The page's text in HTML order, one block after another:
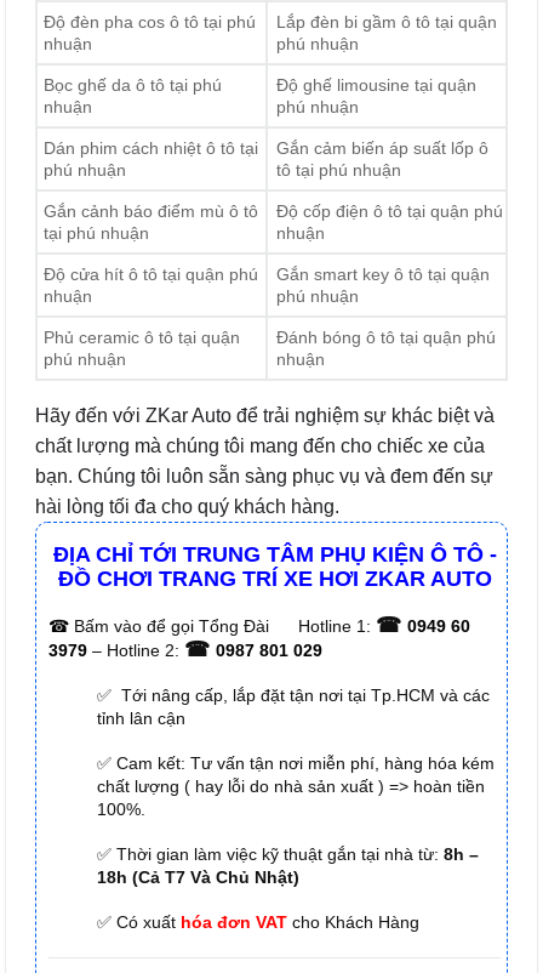
Độ đèn pha cos ô tô tại phú
nhuận
Lắp đèn bi gầm ô tô tại quận
phú nhuận
Bọc ghế da ô tô tại phú
nhuận
Độ ghế limousine tại quận
phú nhuận
Dán phim cách nhiệt ô tô tại
phú nhuận
Gắn cảm biến áp suất lốp ô
tô tại phú nhuận
Gắn cảnh báo điểm mù ô tô
tại phú nhuận
Độ cốp điện ô tô tại quận phú
nhuận
Độ cửa hít ô tô tại quận phú
nhuận
Gắn smart key ô tô tại quận
phú nhuận
Phủ ceramic ô tô tại quận
phú nhuận
Đánh bóng ô tô tại quận phú
nhuận
Hãy đến với ZKar Auto để trải nghiệm sự khác biệt và
chất lượng mà chúng tôi mang đến cho chiếc xe của
bạn. Chúng tôi luôn sẵn sàng phục vụ và đem đến sự
hài lòng tối đa cho quý khách hàng.
ĐỊA CHỈ TỚI TRUNG TÂM PHỤ KIỆN Ô TÔ -
ĐỒ CHƠI TRANG TRÍ XE HƠI ZKAR AUTO
☎ Bấm vào để gọi Tổng Đài Hotline 1: ☎ 0949 60
3979 – Hotline 2: ☎ 0987 801 029
✅ Tới nâng cấp, lắp đặt tận nơi tại Tp.HCM và các
tỉnh lân cận
✅ Cam kết: Tư vấn tận nơi miễn phí, hàng hóa kém
chất lượng ( hay lỗi do nhà sản xuất ) => hoàn tiền
100%.
✅ Thời gian làm việc kỹ thuật gắn tại nhà từ: 8h –
18h (Cả T7 Và Chủ Nhật)
✅ Có xuất hóa đơn VAT cho Khách Hàng